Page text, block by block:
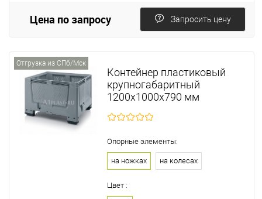
Цена по запросу Запросить цену
Отгрузка из СПб/Мск
Контейнер пластиковый
крупногабаритный
1200х1000х790 мм
Опорные элементы:
на ножках на колесах
Цвет :